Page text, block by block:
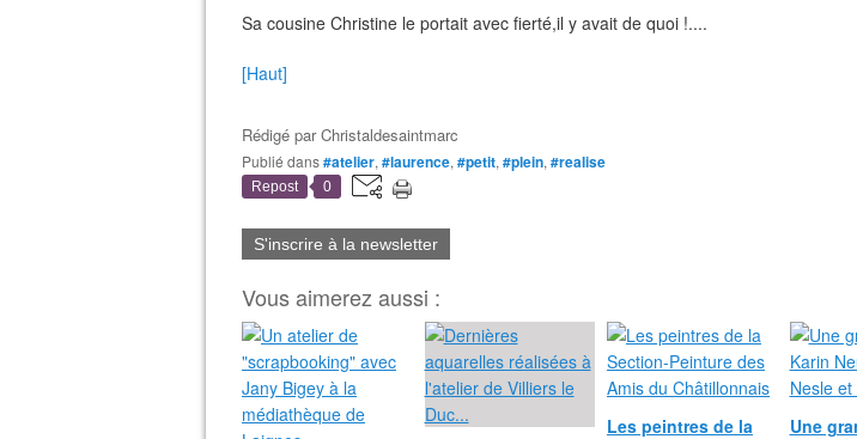
Sa cousine Christine le portait avec fierté,il y avait de quoi !....
[Haut]
Rédigé parChristaldesaintmarc
Publié dans#atelier, #laurence, #petit, #plein, #realise
Repost 0
S'inscrire à la newsletter
Vous aimerez aussi :
Les peintres de la
Une